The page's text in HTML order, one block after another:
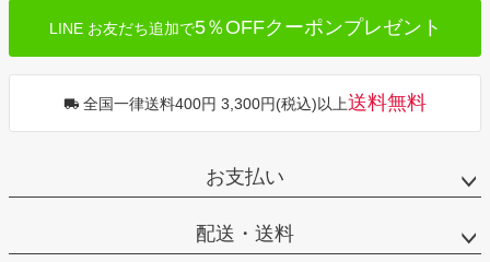
LINE お友だち追加で5％OFFクーポンプレゼント
全国一律送料400円 3,300円(税込)以上送料無料
お支払い
配送・送料